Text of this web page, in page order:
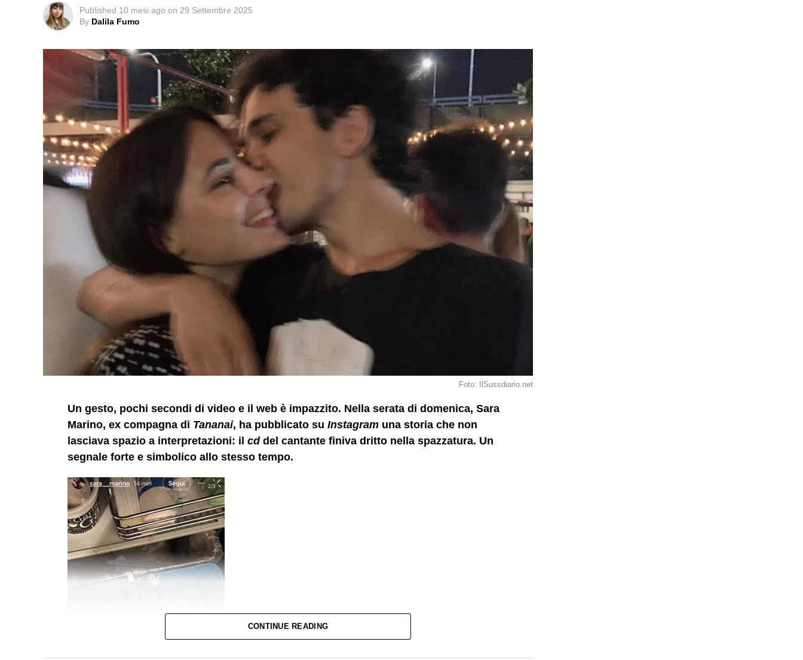
Published 10 mesi ago on 29 Settembre 2025
By Dalila Fumo
Foto: IlSussdiario.net
Un gesto, pochi secondi di video e il web è impazzito. Nella serata di domenica, Sara
Marino, ex compagna di Tananai, ha pubblicato su Instagram una storia che non
lasciava spazio a interpretazioni: il cddel cantante finiva dritto nella spazzatura. Un
segnale forte e simbolico allo stesso tempo.
CONTINUE READING